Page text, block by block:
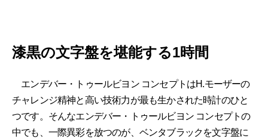
漆黒の文字盤を堪能する1時間
エンデバー・トゥールビヨン コンセプトはH.モーザーの
チャレンジ精神と高い技術力が最も生かされた時計のひと
つです。そんなエンデバー・トゥールビヨン コンセプトの
中でも、一際異彩を放つのが、ベンタブラックを文字盤に